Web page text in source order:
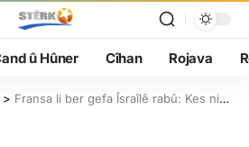
û Hûner Cîhan Rojava
> Fransa li ber gefa Îsraîlê rabû: Kes nikare helwesta xwe li ser me ferz bike